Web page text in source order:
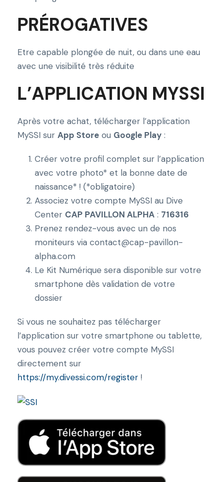
N
g
a
n
d
L
i
t
y
S
S
I
PRÉROGATIVES
Etre capable plongée de nuit, ou dans une eau
avec une visibilité très réduite
L’APPLICATION MYSSI
Après votre achat, télécharger l’application
MySSI sur App Store ou Google Play :
Créer votre profil complet sur l’application
avec votre photo* et la bonne date de
naissance* ! (*obligatoire)
Associez votre compte MySSI au Dive
Center CAP PAVILLON ALPHA : 716316
Prenez rendez-vous avec un de nos
moniteurs via contact@cap-pavillon-
alpha.com
Le Kit Numérique sera disponible sur votre
smartphone dès validation de votre
dossier
Si vous ne souhaitez pas télécharger
l’application sur votre smartphone ou tablette,
vous pouvez créer votre compte MySSI
directement sur
https://my.divessi.com/register !